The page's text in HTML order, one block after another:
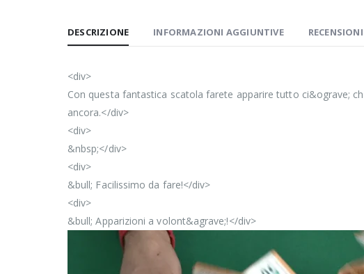
DESCRIZIONE INFORMAZIONI AGGIUNTIVE
<div>
Con questa fantastica scatola farete apparire tutto ci&ograve;
ancora.</div>
<div>
&nbsp;</div>
<div>
&bull; Facilissimo da fare!</div>
<div>
&bull; Apparizioni a volont&agrave;!</div>